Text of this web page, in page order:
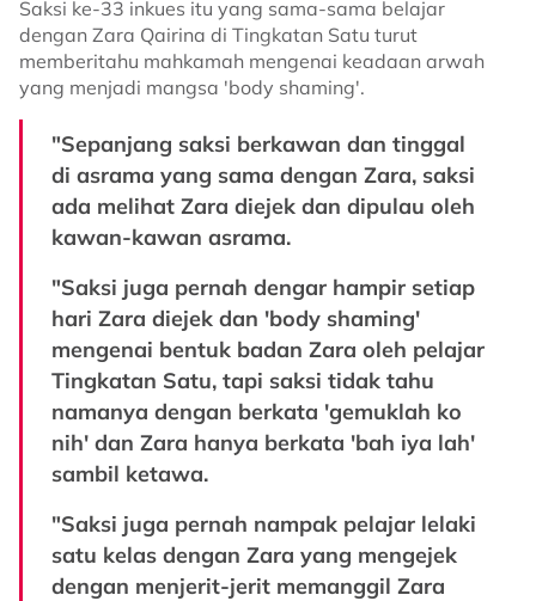
Saksi ke-33 inkues itu yang sama-sama belajar
dengan Zara Qairina di Tingkatan Satu turut
memberitahu mahkamah mengenai keadaan arwah
yang menjadi mangsa 'body shaming'.
"Sepanjang saksi berkawan dan tinggal
di asrama yang sama dengan Zara, saksi
ada melihat Zara diejek dan dipulau oleh
kawan-kawan asrama.
"Saksi juga pernah dengar hampir setiap
hari Zara diejek dan 'body shaming'
mengenai bentuk badan Zara oleh pelajar
Tingkatan Satu, tapi saksi tidak tahu
namanya dengan berkata 'gemuklah ko
nih' dan Zara hanya berkata 'bah iya lah'
sambil ketawa.
"Saksi juga pernah nampak pelajar lelaki
satu kelas dengan Zara yang mengejek
dengan menjerit-jerit memanggil Zara